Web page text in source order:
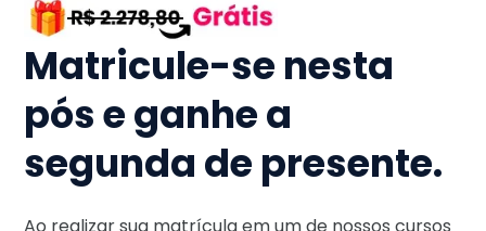
Matricule-se nesta
pós e ganhe a
segunda de presente.